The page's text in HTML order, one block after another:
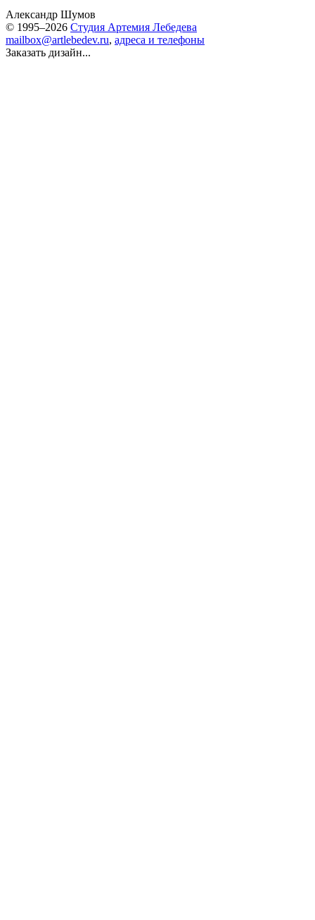
Александр Шумов
© 1995–2026 Студия Артемия Лебедева
mailbox@artlebedev.ru, адреса и телефоны
Заказать дизайн...